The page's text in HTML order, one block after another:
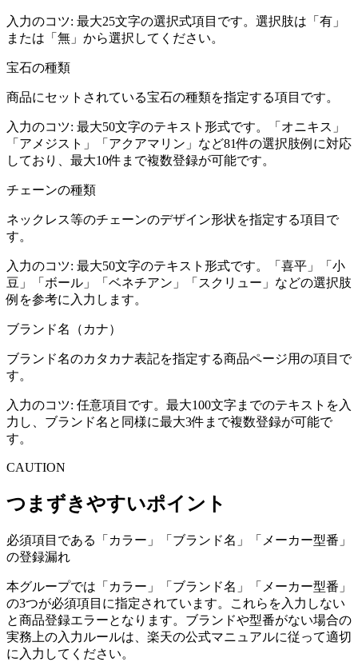
入力のコツ: 最大25文字の選択式項目です。選択肢は「有」
または「無」から選択してください。
宝石の種類
商品にセットされている宝石の種類を指定する項目です。
入力のコツ: 最大50文字のテキスト形式です。「オニキス」
「アメジスト」「アクアマリン」など81件の選択肢例に対応
しており、最大10件まで複数登録が可能です。
チェーンの種類
ネックレス等のチェーンのデザイン形状を指定する項目で
す。
入力のコツ: 最大50文字のテキスト形式です。「喜平」「小
豆」「ボール」「ベネチアン」「スクリュー」などの選択肢
例を参考に入力します。
ブランド名（カナ）
ブランド名のカタカナ表記を指定する商品ページ用の項目で
す。
入力のコツ: 任意項目です。最大100文字までのテキストを入
力し、ブランド名と同様に最大3件まで複数登録が可能で
す。
CAUTION
つまずきやすいポイント
必須項目である「カラー」「ブランド名」「メーカー型番」
の登録漏れ
本グループでは「カラー」「ブランド名」「メーカー型番」
の3つが必須項目に指定されています。これらを入力しない
と商品登録エラーとなります。ブランドや型番がない場合の
実務上の入力ルールは、楽天の公式マニュアルに従って適切
に入力してください。